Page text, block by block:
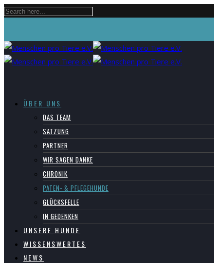
ÜBER UNS
DAS TEAM
SATZUNG
PARTNER
WIR SAGEN DANKE
CHRONIK
PATEN- & PFLEGEHUNDE
GLÜCKSFELLE
IN GEDENKEN
UNSERE HUNDE
WISSENSWERTES
NEWS